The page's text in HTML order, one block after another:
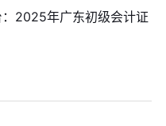
2025年广东初级会计证